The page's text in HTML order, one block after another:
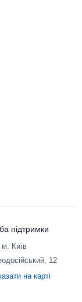
зростає.
та загострення
повітря,
Технологія
розвитку
Panasonic
підтримки
м. Київ
12
на карті